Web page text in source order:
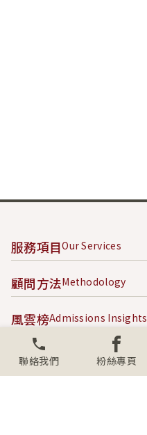
服務項目Our Services
顧問方法Methodology
風雲榜Admissions Insights
成功案例 Success Stories
聯絡我們 粉絲專頁